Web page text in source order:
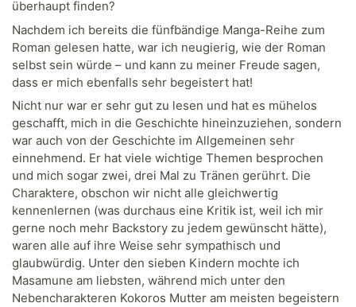
überhaupt finden?
Nachdem ich bereits die fünfbändige Manga-Reihe zum
Roman gelesen hatte, war ich neugierig, wie der Roman
selbst sein würde – und kann zu meiner Freude sagen,
dass er mich ebenfalls sehr begeistert hat!
Nicht nur war er sehr gut zu lesen und hat es mühelos
geschafft, mich in die Geschichte hineinzuziehen, sondern
war auch von der Geschichte im Allgemeinen sehr
einnehmend. Er hat viele wichtige Themen besprochen
und mich sogar zwei, drei Mal zu Tränen gerührt. Die
Charaktere, obschon wir nicht alle gleichwertig
kennenlernen (was durchaus eine Kritik ist, weil ich mir
gerne noch mehr Backstory zu jedem gewünscht hätte),
waren alle auf ihre Weise sehr sympathisch und
glaubwürdig. Unter den sieben Kindern mochte ich
Masamune am liebsten, während mich unter den
Nebencharakteren Kokoros Mutter am meisten begeistern